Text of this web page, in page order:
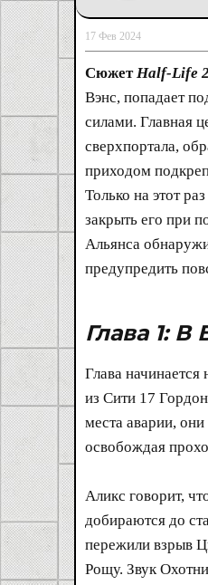
17 Фев 2024
Сюжет Half-Life
Вэнс, попадает
силами. Главная
сверхпортала,
приходом
Только на этот
закрыть его при
Альянса
предупредить
Глава 1:
Глава
из Сити 17
места аварии,
освобождая
Аликс говорит,
добираются до
пережили взрыв
Рощу. Звук